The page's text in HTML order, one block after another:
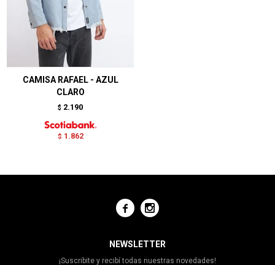
CAMISA RAFAEL - AZUL
CLARO
$ 2.190
$ 1.862
 
NEWSLETTER
¡Suscribite y recibí todas nuestras novedades!